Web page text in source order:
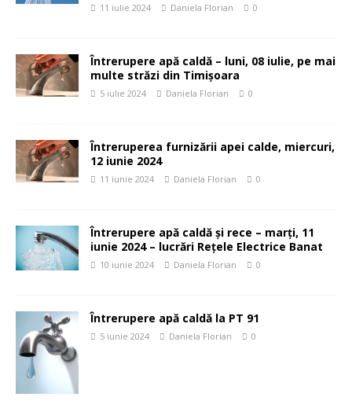
11 iulie 2024 Daniela Florian 0
Întrerupere apă caldă – luni, 08 iulie, pe mai
multe străzi din Timișoara
5 iulie 2024 Daniela Florian 0
Întreruperea furnizării apei calde, miercuri,
12 iunie 2024
11 iunie 2024 Daniela Florian 0
Întrerupere apă caldă și rece – marți, 11
iunie 2024 – lucrări Rețele Electrice Banat
10 iunie 2024 Daniela Florian 0
Întrerupere apă caldă la PT 91
5 iunie 2024 Daniela Florian 0